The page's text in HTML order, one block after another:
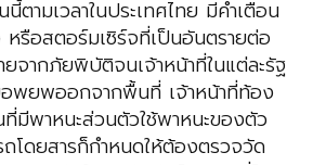
ตามเวลาในประเทศไทย มีคำเตือน
รือสตอร์มเซิร์จที่เป็นอันตรายต่อ
จากภัยพิบัติจนเจ้าหน้าที่ในแต่ละรัฐ
พยพออกจากพื้นที่ เจ้าหน้าที่ท้อง
ที่มีพาหนะส่วนตัวใช้พาหนะของตัว
โดยสารก็กำหนดให้ต้องตรวจวัด